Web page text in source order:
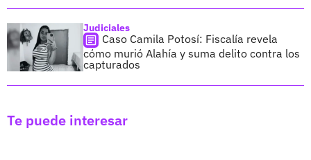
Judiciales
Caso Camila Potosí: Fiscalía revela
cómo murió Alahía y suma delito contra los
capturados
Te puede interesar